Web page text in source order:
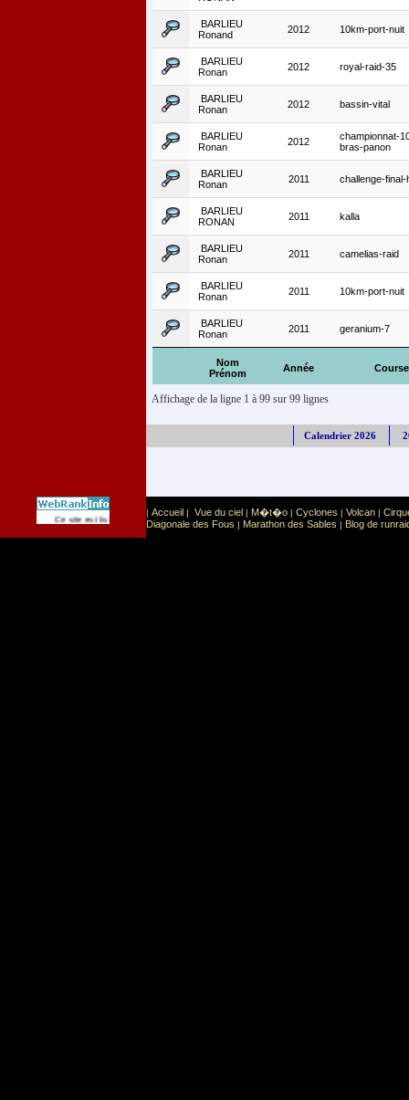
Nom
Prénom
Année Course
BARLIEU
Ronand
2012 10km-port-nuit
BARLIEU
Ronan
2012 royal-raid-35
BARLIEU
Ronan
2012 bassin-vital
BARLIEU
Ronan
2012
championnat-
bras-panon
BARLIEU
Ronan
2011 challenge-final-
BARLIEU
RONAN
2011 kalla
BARLIEU
Ronan
2011 camelias-raid
BARLIEU
Ronan
2011 10km-port-nuit
BARLIEU
Ronan
2011 geranium-7
Affichage de la ligne 1 à 99 sur 99 lignes
Calendrier 2026
Ce site est list� dans la cat�gorie Sport :Sports extr�mes
| Accueil | Vue du ciel | M�t�o | Cyclones | Volcan |
Diagonale des Fous | Marathon des Sables | Blog de